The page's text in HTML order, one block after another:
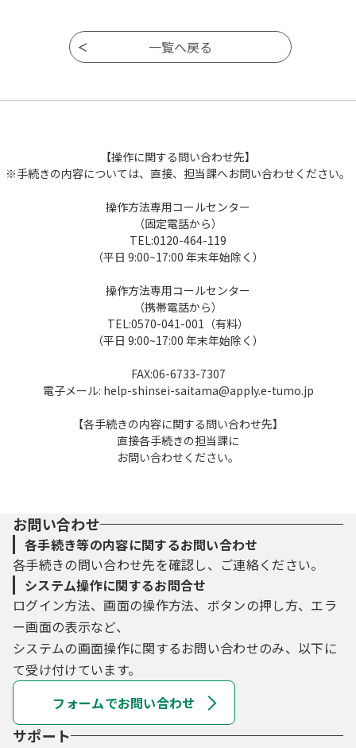
【操作に関する問い合わせ先】
※手続きの内容については、直接、担当課へお問い合わせください。
操作方法専用コールセンター
（固定電話から）
TEL:0120-464-119
（平日 9:00~17:00 年末年始除く）
操作方法専用コールセンター
（携帯電話から）
TEL:0570-041-001（有料）
（平日 9:00~17:00 年末年始除く）
FAX:06-6733-7307
電子メール: help-shinsei-saitama@apply.e-tumo.jp
【各手続きの内容に関する問い合わせ先】
直接各手続きの担当課に
お問い合わせください。
お問い合わせ
各手続き等の内容に関するお問い合わせ
各手続きの問い合わせ先を確認し、ご連絡ください。
システム操作に関するお問合せ
ログイン方法、画面の操作方法、ボタンの押し方、エラ
ー画面の表示など、
システムの画面操作に関するお問い合わせのみ、以下に
て受け付けています。
フォームでお問い合わせ
サポート